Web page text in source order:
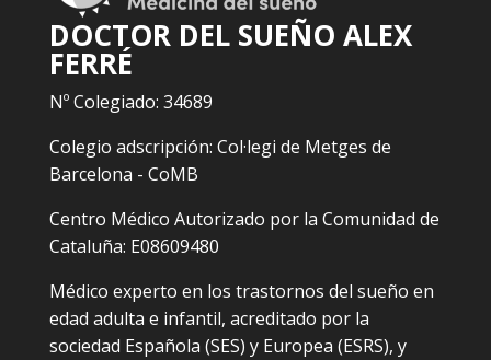
DOCTOR DEL SUEÑO ALEX
FERRÉ
Nº Colegiado: 34689
Colegio adscripción: Col·legi de Metges de
Barcelona - CoMB
Centro Médico Autorizado por la Comunidad de
Cataluña: E08609480
Médico experto en los trastornos del sueño en
edad adulta e infantil, acreditado por la
sociedad Española (SES) y Europea (ESRS), y